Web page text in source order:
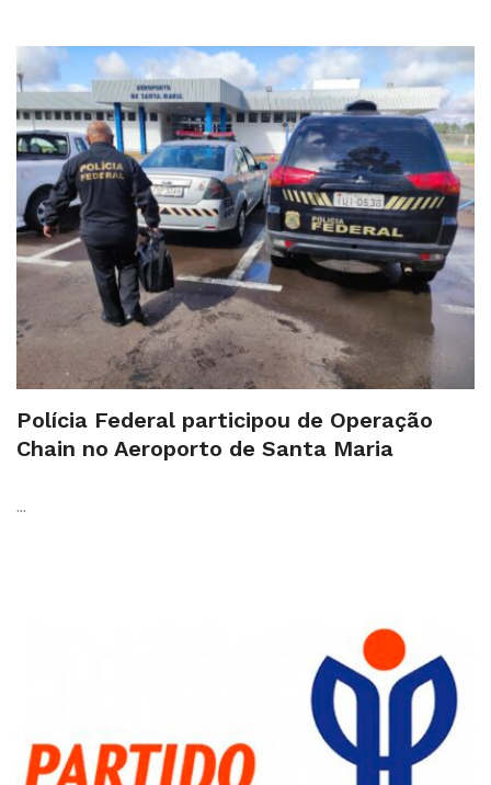
Polícia Federal participou de Operação
Chain no Aeroporto de Santa Maria
...